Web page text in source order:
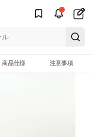
商品仕様 注意事項